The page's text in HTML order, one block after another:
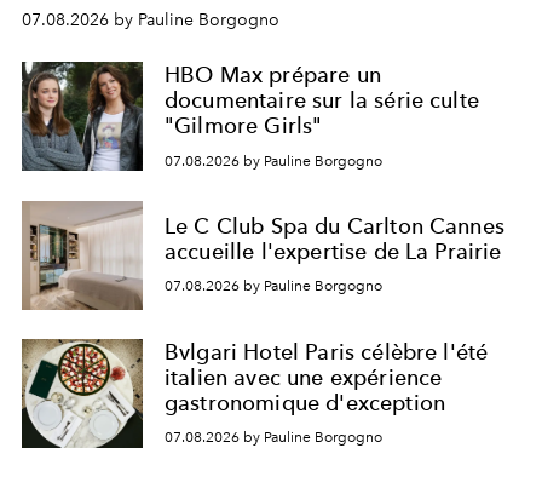
s'arrachent déjà.
07.08.2026 by Pauline Borgogno
HBO Max prépare un
documentaire sur la série culte
"Gilmore Girls"
07.08.2026 by Pauline Borgogno
Le C Club Spa du Carlton Cannes
accueille l'expertise de La Prairie
07.08.2026 by Pauline Borgogno
Bvlgari Hotel Paris célèbre l'été
italien avec une expérience
gastronomique d'exception
07.08.2026 by Pauline Borgogno